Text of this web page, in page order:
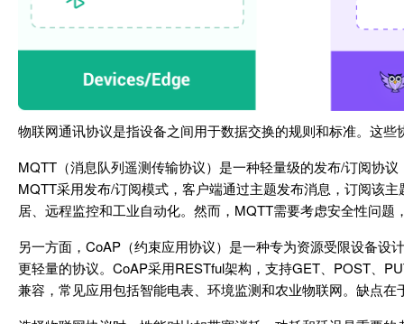
物联网通讯协议是指设备之间用于数据交换的规则和标准。这
MQTT（消息队列遥测传输协议）是一种轻量级的发布/订阅协
MQTT采用发布/订阅模式，客户端通过主题发布消息，订阅该
居、远程监控和工业自动化。然而，MQTT需要考虑安全性问题
另一方面，CoAP（约束应用协议）是一种专为资源受限设备
更轻量的协议。CoAP采用RESTful架构，支持GET、POST、
兼容，常见应用包括智能电表、环境监测和农业物联网。缺点